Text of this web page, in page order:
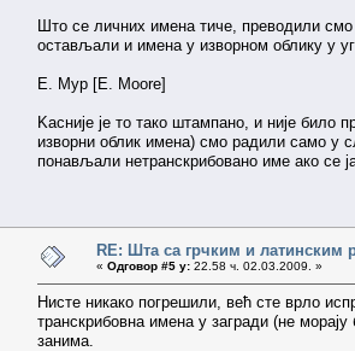
Што се личних имена тиче, преводили смо
остављали и имена у изворном облику у
Е. Мур [E. Moore]
Kасније је то тако штампано, и није било
изворни облик имена) смо радили само у
понављали нетранскрибовано име ако се
RE: Шта са грчким и латинским
« Одговор #5 у: 22.58 ч. 02.03.2009. »
Нисте никако погрешили, већ сте врло
транскрибовна имена у загради (не
занима.